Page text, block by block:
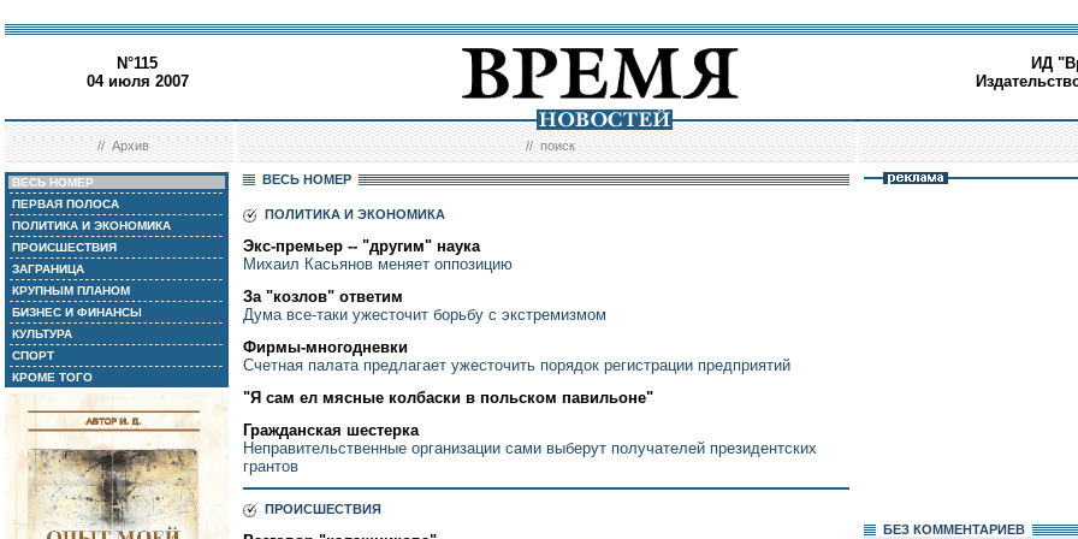
N°115
04 июля 2007
ИД
//Архив //поиск
ВЕСЬ НОМЕР
ПЕРВАЯ ПОЛОСА
ПОЛИТИКА И ЭКОНОМИКА
ПРОИСШЕСТВИЯ
ЗАГРАНИЦА
КРУПНЫМ ПЛАНОМ
БИЗНЕС И ФИНАНСЫ
КУЛЬТУРА
СПОРТ
КРОМЕ ТОГО
ВЕСЬ НОМЕР
ПОЛИТИКА И ЭКОНОМИКА
Экс-премьер -- "другим" наука
Михаил Касьянов меняет оппозицию
За "козлов" ответим
Дума все-таки ужесточит борьбу с экстремизмом
Фирмы-многодневки
Счетная палата предлагает ужесточить порядок регистрации предприятий
"Я сам ел мясные колбаски в польском павильоне"
Гражданская шестерка
Неправительственные организации сами выберут получателей президентских
грантов
ПРОИСШЕСТВИЯ
БЕЗ КОМMЕНТАРИЕВ